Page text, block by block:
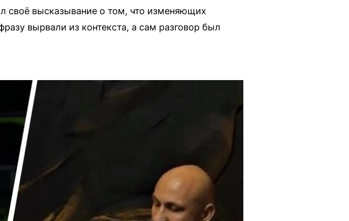
своё высказывание о том, что изменяющих
вырвали из контекста, а сам разговор был